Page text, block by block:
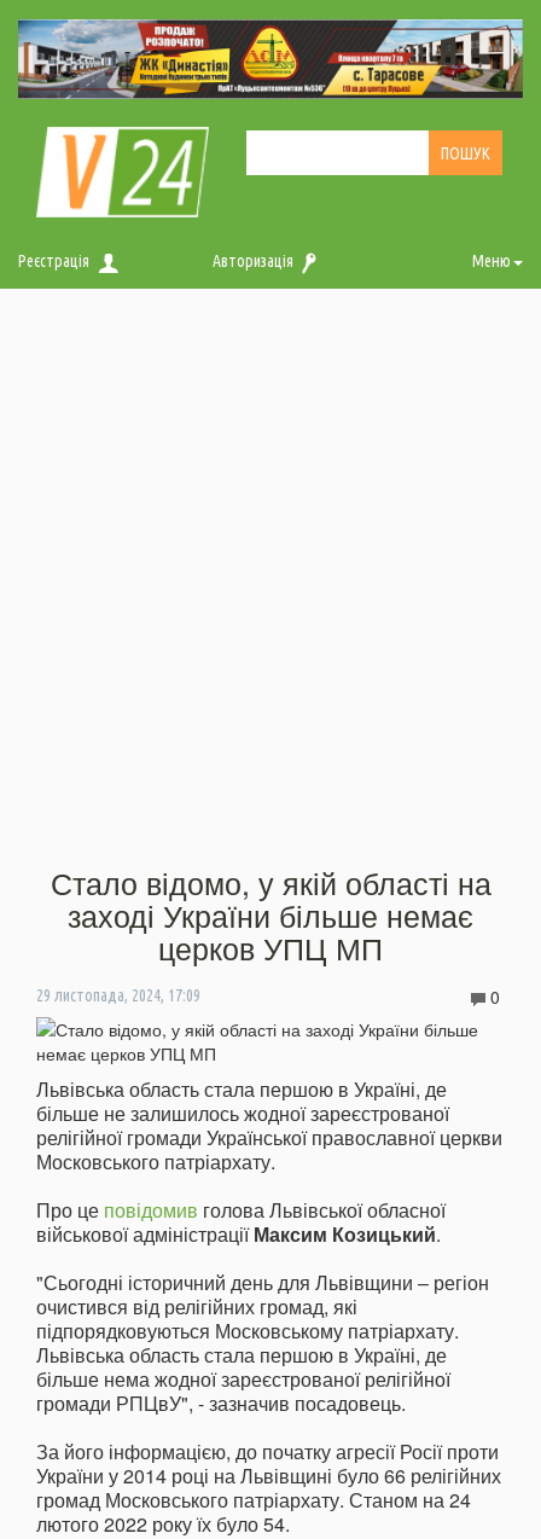
Реєстрація Авторизація Меню
Стало відомо, у якій області на
заході України більше немає
церков УПЦ МП
29 листопада, 2024, 17:09 0
Львівська область стала першою в Україні, де
більше не залишилось жодної зареєстрованої
релігійної громади Української православної церкви
Московського патріархату.
Про це повідомив голова Львівської обласної
військової адміністраціїМаксим Козицький.
"Сьогодні історичний день для Львівщини – регіон
очистився від релігійних громад, які
підпорядковуються Московському патріархату.
Львівська область стала першою в Україні, де
більше нема жодної зареєстрованої релігійної
громади РПЦвУ", - зазначив посадовець.
За його інформацією, до початку агресії Росії проти
України у 2014 році на Львівщині було 66 релігійних
громад Московського патріархату. Станом на 24
лютого 2022 року їх було 54.